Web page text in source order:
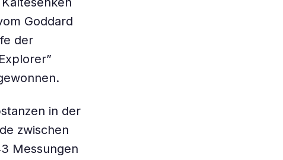
Goddard
der
in der
zwischen
Messungen